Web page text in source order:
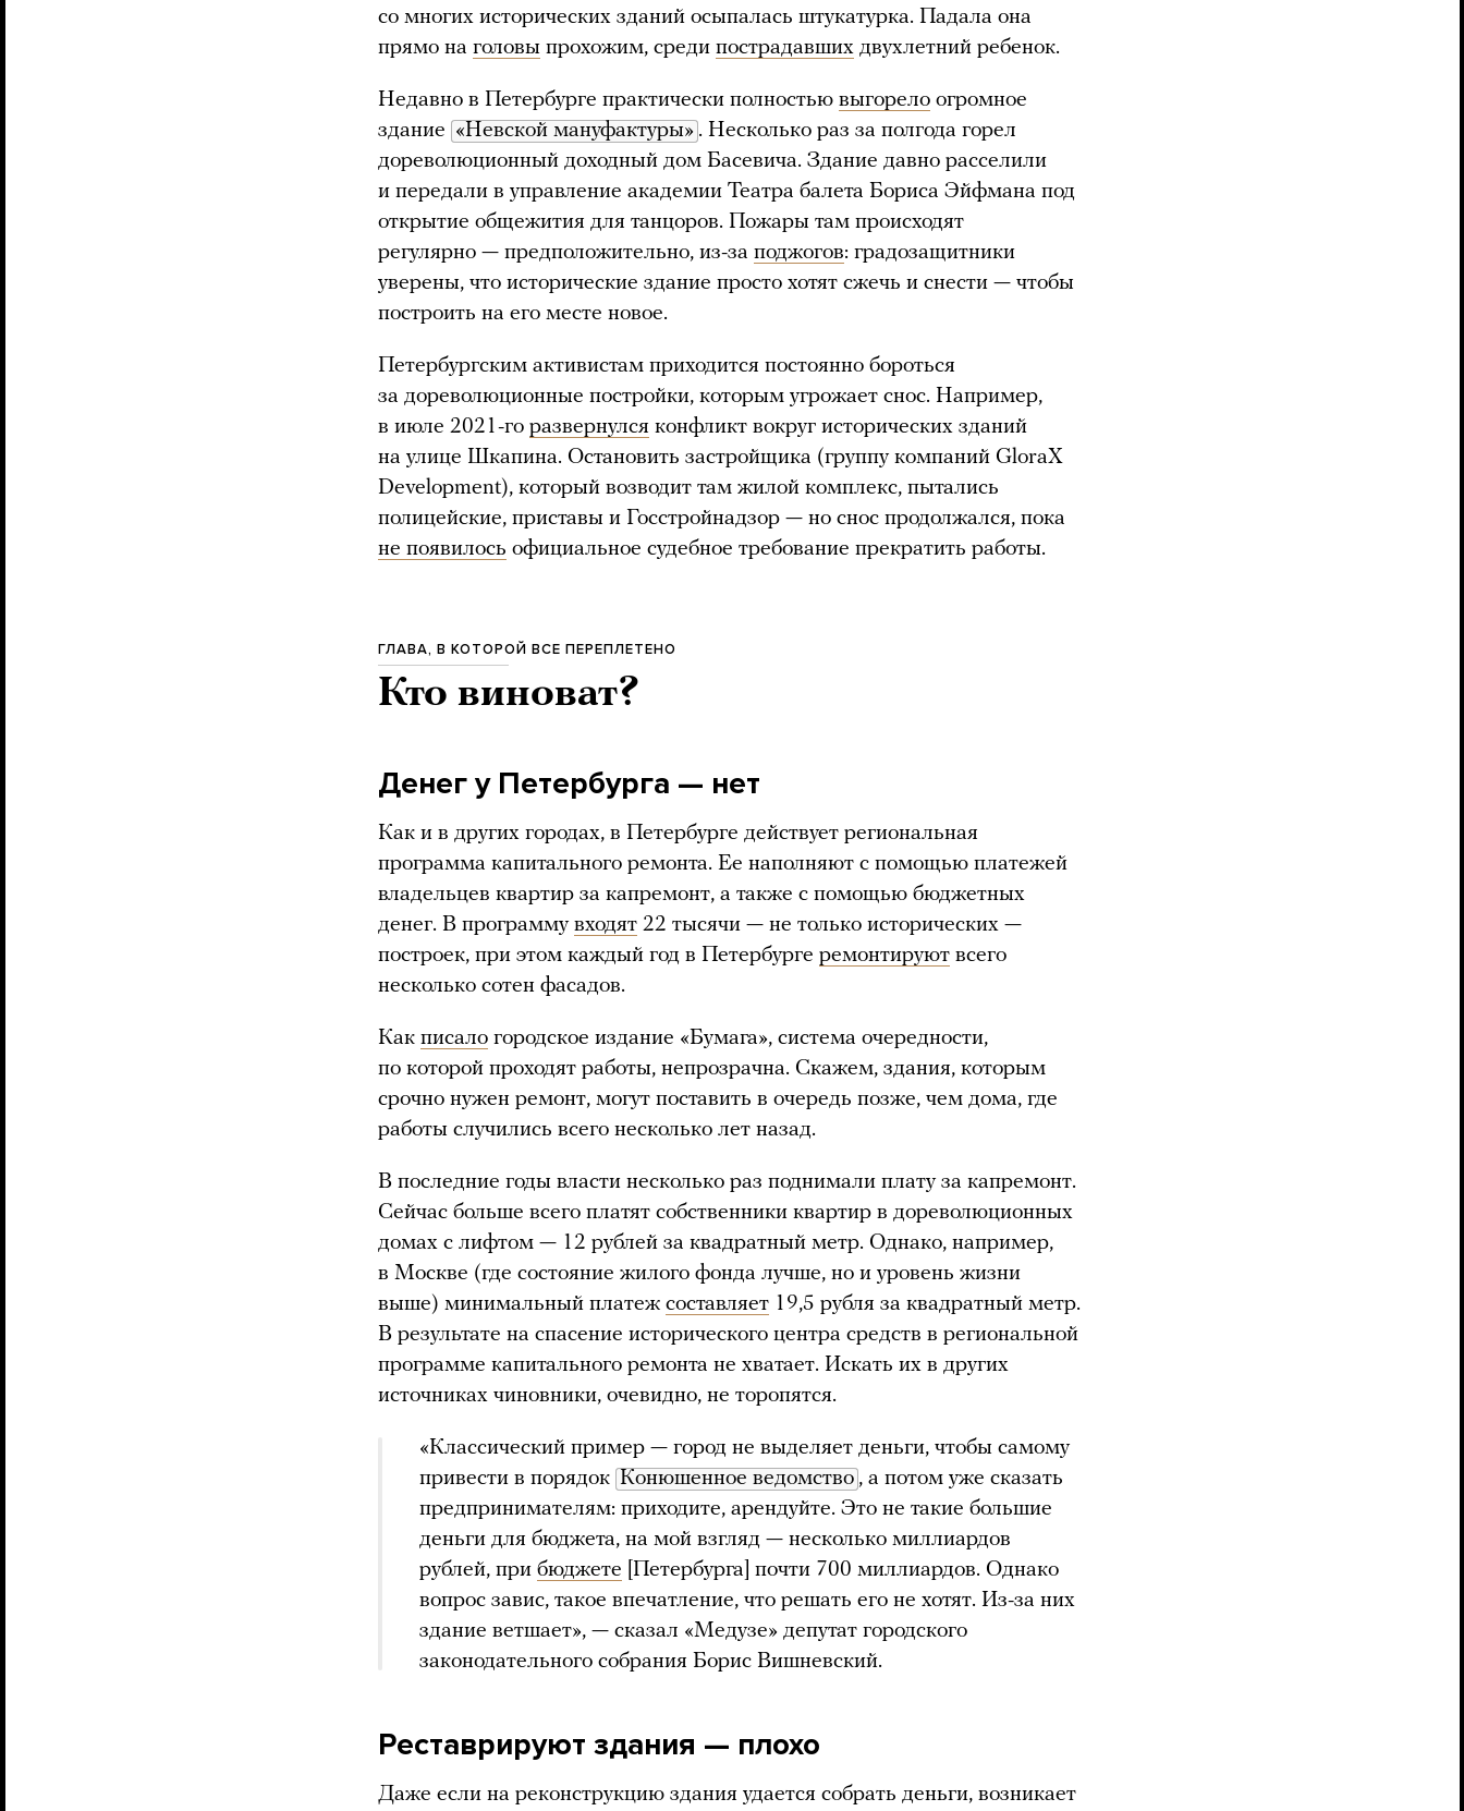
со многих исторических зданий осыпалась штукатурка. Падала она
прямо на головы прохожим, среди пострадавших двухлетний ребенок.
Недавно в Петербурге практически полностью выгорело огромное
здание «Невской мануфактуры» . Несколько раз за полгода горел
дореволюционный доходный дом Басевича. Здание давно расселили
и передали в управление академии Театра балета Бориса Эйфмана под
открытие общежития для танцоров. Пожары там происходят
регулярно — предположительно, из-за поджогов: градозащитники
уверены, что исторические здание просто хотят сжечь и снести — чтобы
построить на его месте новое.
Петербургским активистам приходится постоянно бороться
за дореволюционные постройки, которым угрожает снос. Например,
в июле 2021-го развернулся конфликт вокруг исторических зданий
на улице Шкапина. Остановить застройщика (группу компаний GloraX
Development), который возводит там жилой комплекс, пытались
полицейские, приставы и Госстройнадзор — но снос продолжался, пока
не появилось официальное судебное требование прекратить работы.
ГЛАВА, В КОТОРОЙ ВСЕ ПЕРЕПЛЕТЕНО
Кто виноват?
Денег у Петербурга — нет
Как и в других городах, в Петербурге действует региональная
программа капитального ремонта. Ее наполняют с помощью платежей
владельцев квартир за капремонт, а также с помощью бюджетных
денег. В программу входят 22 тысячи — не только исторических —
построек, при этом каждый год в Петербурге ремонтируют всего
несколько сотен фасадов.
Как писало городское издание «Бумага», система очередности,
по которой проходят работы, непрозрачна. Скажем, здания, которым
срочно нужен ремонт, могут поставить в очередь позже, чем дома, где
работы случились всего несколько лет назад.
В последние годы власти несколько раз поднимали плату за капремонт.
Сейчас больше всего платят собственники квартир в дореволюционных
домах с лифтом — 12 рублей за квадратный метр. Однако, например,
в Москве (где состояние жилого фонда лучше, но и уровень жизни
выше) минимальный платеж составляет 19,5 рубля за квадратный метр.
В результате на спасение исторического центра средств в региональной
программе капитального ремонта не хватает. Искать их в других
источниках чиновники, очевидно, не торопятся.
«Классический пример — город не выделяет деньги, чтобы самому
привести в порядок Конюшенное ведомство , а потом уже сказать
предпринимателям: приходите, арендуйте. Это не такие большие
деньги для бюджета, на мой взгляд — несколько миллиардов
рублей, при бюджете [Петербурга] почти 700 миллиардов. Однако
вопрос завис, такое впечатление, что решать его не хотят. Из-за них
здание ветшает», — сказал «Медузе» депутат городского
законодательного собрания Борис Вишневский.
Реставрируют здания — плохо
Даже если на реконструкцию здания удается собрать деньги, возникает